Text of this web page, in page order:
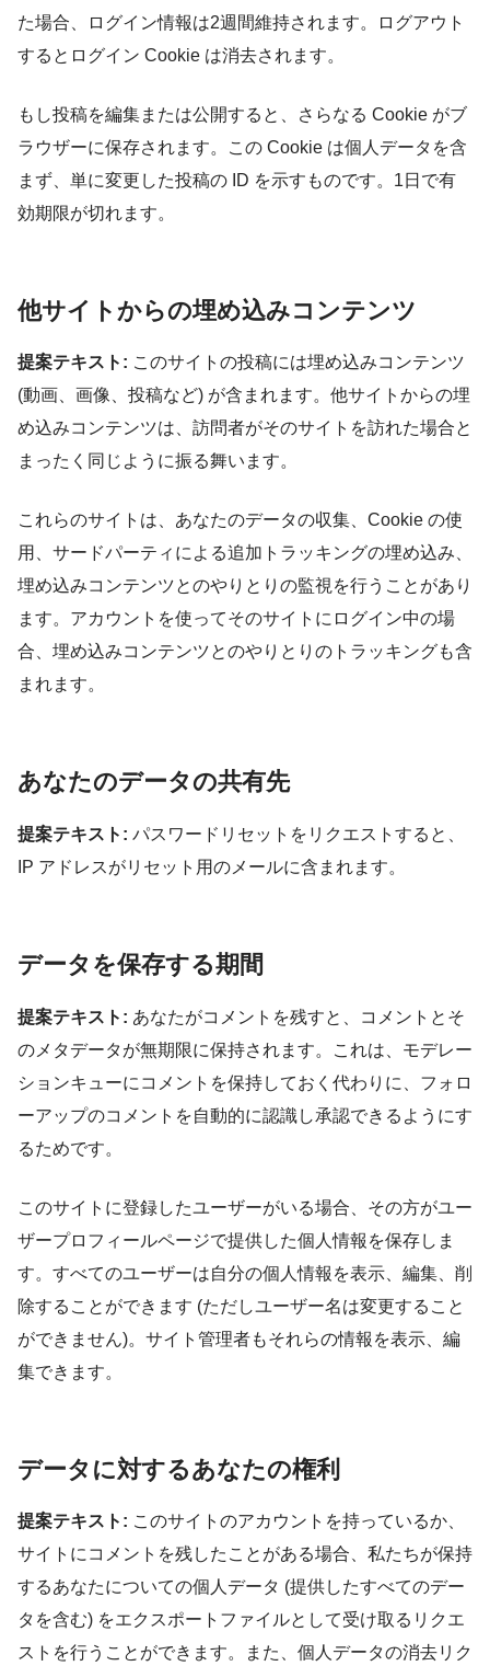
た場合、ログイン情報は2週間維持されます。ログアウト
するとログイン Cookie は消去されます。
もし投稿を編集または公開すると、さらなる Cookie がブ
ラウザーに保存されます。この Cookie は個人データを含
まず、単に変更した投稿の ID を示すものです。1日で有
効期限が切れます。
他サイトからの埋め込みコンテンツ
提案テキスト: このサイトの投稿には埋め込みコンテンツ
(動画、画像、投稿など) が含まれます。他サイトからの埋
め込みコンテンツは、訪問者がそのサイトを訪れた場合と
まったく同じように振る舞います。
これらのサイトは、あなたのデータの収集、Cookie の使
用、サードパーティによる追加トラッキングの埋め込み、
埋め込みコンテンツとのやりとりの監視を行うことがあり
ます。アカウントを使ってそのサイトにログイン中の場
合、埋め込みコンテンツとのやりとりのトラッキングも含
まれます。
あなたのデータの共有先
提案テキスト: パスワードリセットをリクエストすると、
IP アドレスがリセット用のメールに含まれます。
データを保存する期間
提案テキスト: あなたがコメントを残すと、コメントとそ
のメタデータが無期限に保持されます。これは、モデレー
ションキューにコメントを保持しておく代わりに、フォロ
ーアップのコメントを自動的に認識し承認できるようにす
るためです。
このサイトに登録したユーザーがいる場合、その方がユー
ザープロフィールページで提供した個人情報を保存しま
す。すべてのユーザーは自分の個人情報を表示、編集、削
除することができます (ただしユーザー名は変更すること
ができません)。サイト管理者もそれらの情報を表示、編
集できます。
データに対するあなたの権利
提案テキスト: このサイトのアカウントを持っているか、
サイトにコメントを残したことがある場合、私たちが保持
するあなたについての個人データ (提供したすべてのデー
タを含む) をエクスポートファイルとして受け取るリクエ
ストを行うことができます。また、個人データの消去リク